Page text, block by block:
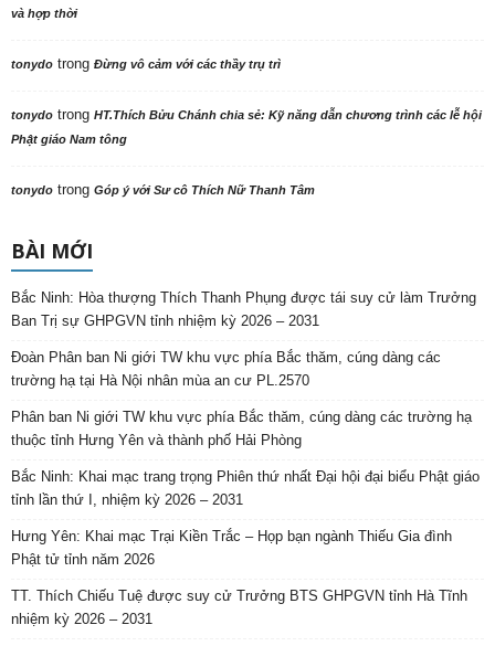
và hợp thời
tonydo trong Đừng vô cảm với các thầy trụ trì
tonydo trong HT.Thích Bửu Chánh chia sẻ: Kỹ năng dẫn chương trình các lễ hội
Phật giáo Nam tông
tonydo trong Góp ý với Sư cô Thích Nữ Thanh Tâm
BÀI MỚI
Bắc Ninh: Hòa thượng Thích Thanh Phụng được tái suy cử làm Trưởng
Ban Trị sự GHPGVN tỉnh nhiệm kỳ 2026 – 2031
Đoàn Phân ban Ni giới TW khu vực phía Bắc thăm, cúng dàng các
trường hạ tại Hà Nội nhân mùa an cư PL.2570
Phân ban Ni giới TW khu vực phía Bắc thăm, cúng dàng các trường hạ
thuộc tỉnh Hưng Yên và thành phố Hải Phòng
Bắc Ninh: Khai mạc trang trọng Phiên thứ nhất Đại hội đại biểu Phật giáo
tỉnh lần thứ I, nhiệm kỳ 2026 – 2031
Hưng Yên: Khai mạc Trại Kiền Trắc – Họp bạn ngành Thiếu Gia đình
Phật tử tỉnh năm 2026
TT. Thích Chiếu Tuệ được suy cử Trưởng BTS GHPGVN tỉnh Hà Tĩnh
nhiệm kỳ 2026 – 2031